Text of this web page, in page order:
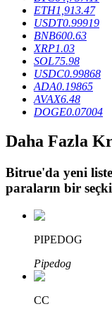
BTR Kilitleme
BTR sahiplerine
Krediler
Kripto destekli
ETH1,913.47
USDT0.99919
BNB600.63
XRP1.03
SOL75.98
USDC0.99868
ADA0.19865
AVAX6.48
DOGE0.07004
Daha Fazla
Bitrue'da yeni
paraların bir
PIPEDOG
Pipedog
CC